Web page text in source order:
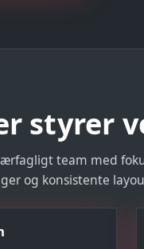
styrer
team med
og konsistente